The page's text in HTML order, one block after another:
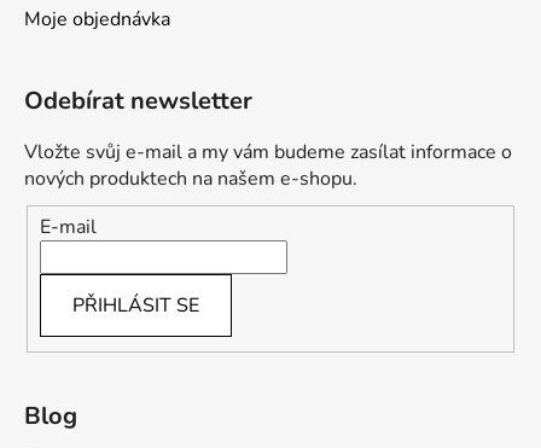
Moje objednávka
Odebírat newsletter
Vložte svůj e-mail a my vám budeme zasílat informace o
nových produktech na našem e-shopu.
E-mail
PŘIHLÁSIT SE
Blog